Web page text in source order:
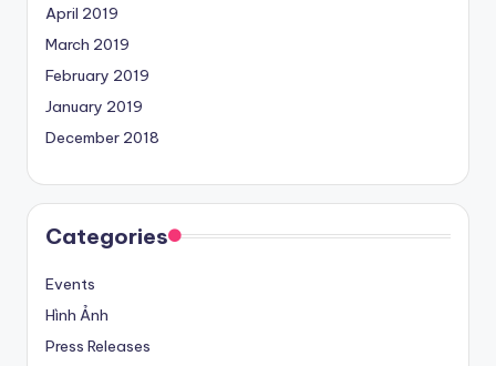
April 2019
March 2019
February 2019
January 2019
December 2018
Categories
Events
Hình Ảnh
Press Releases